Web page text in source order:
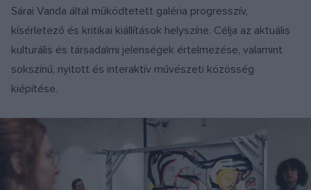
Sárai Vanda által működtetett galéria progresszív,
kísérletező és kritikai kiállítások helyszíne. Célja az aktuális
kulturális és társadalmi jelenségek értelmezése, valamint
sokszínű, nyitott és interaktív művészeti közösség
kiépítése.